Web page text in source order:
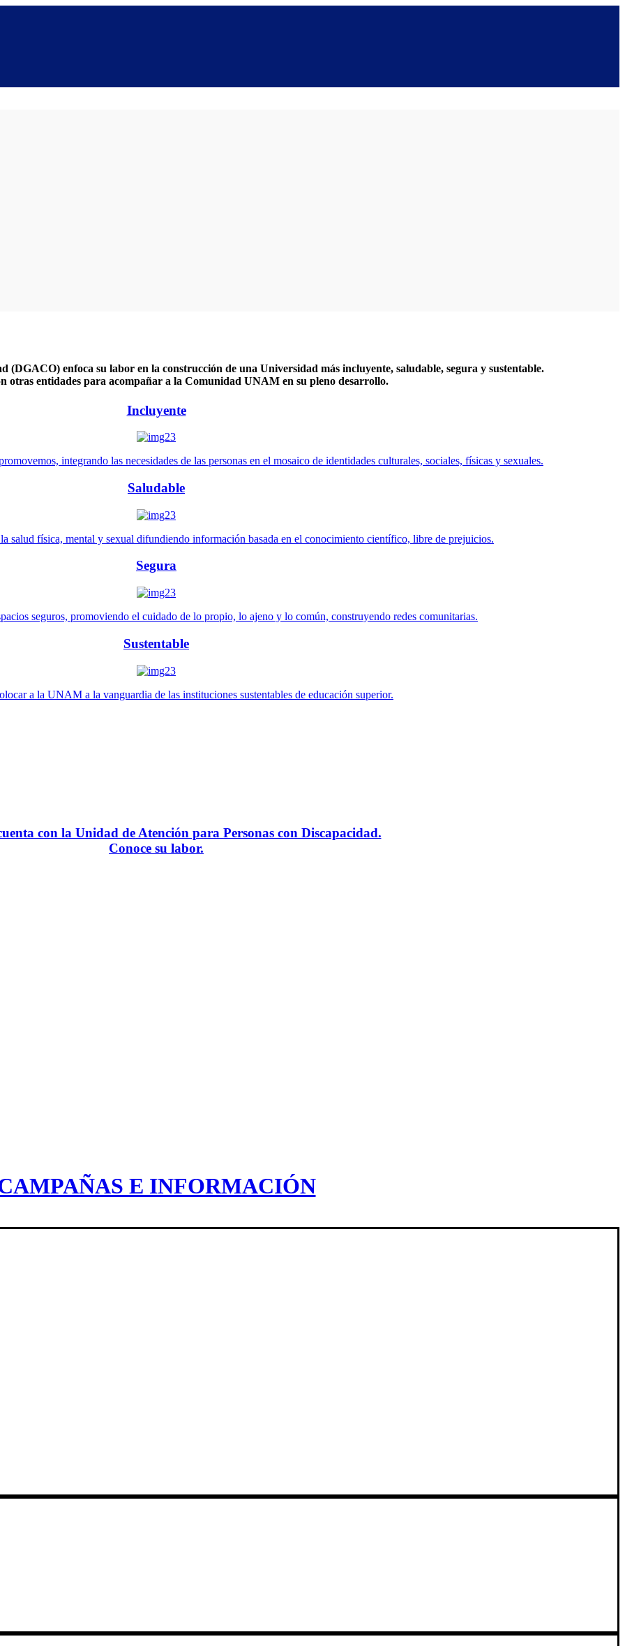
(DGACO) enfoca su labor en la construcción de una Universidad más incluyente, saludable, segura y sustentable.
otras entidades para acompañar a la Comunidad UNAM en su pleno desarrollo.
Incluyente
integrando las necesidades de las personas en el mosaico de identidades culturales, sociales, físicas y sexuales.
Saludable
salud física, mental y sexual difundiendo información basada en el conocimiento científico, libre de prejuicios.
Segura
seguros, promoviendo el cuidado de lo propio, lo ajeno y lo común, construyendo redes comunitarias.
Sustentable
a la UNAM a la vanguardia de las instituciones sustentables de educación superior.
con la Unidad de Atención para Personas con Discapacidad.
Conoce su labor.
E INFORMACIÓN